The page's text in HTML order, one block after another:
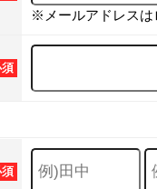
※メールアドレスは
須
須